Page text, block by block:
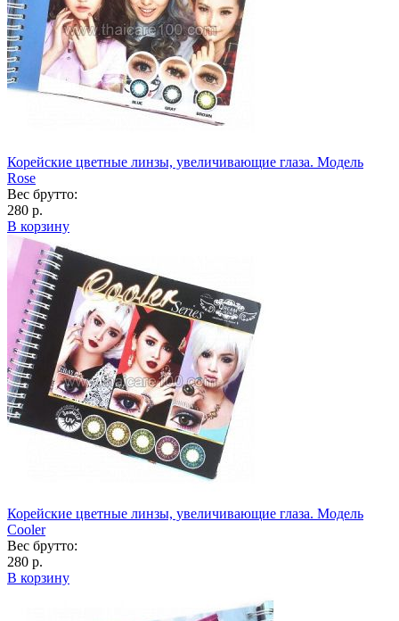
Корейские цветные линзы, увеличивающие глаза. Модель
Rose
Вес брутто:
280 р.
В корзину
Корейские цветные линзы, увеличивающие глаза. Модель
Cooler
Вес брутто:
280 р.
В корзину